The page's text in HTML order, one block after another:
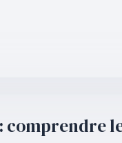
comprendre